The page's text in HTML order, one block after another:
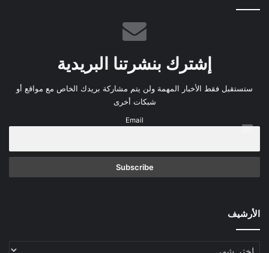
إشترك بنشرتنا البريدية
ستستقبل فقط الأخبار المهمة ولن يتم مشاركة بريدك الخاص مع مواقع أو
شبكات أخرى
Email
الأرشيف
الأرشيف